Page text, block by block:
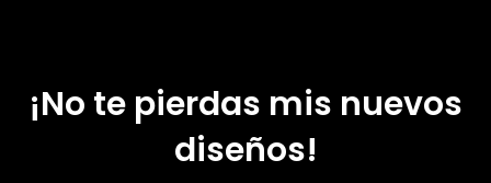
¡No te pierdas mis nuevos
diseños!